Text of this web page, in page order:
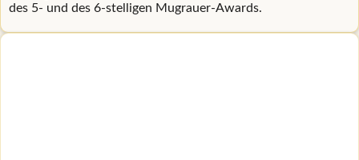
des 5- und des 6-stelligen Mugrauer-Awards.